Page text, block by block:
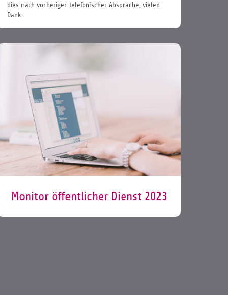
dies nach vorheriger telefonischer Absprache, vielen
Dank.
Monitor öffentlicher Dienst 2023